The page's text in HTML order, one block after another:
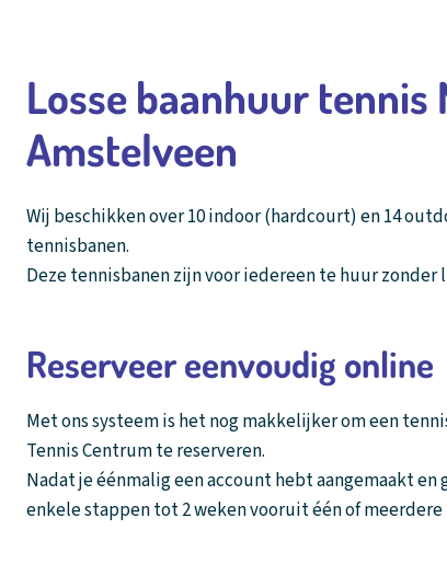
Losse baanhuur tennis
Amstelveen
Wij beschikken over 10 indoor (hardcourt) en 14
tennisbanen.
Deze tennisbanen zijn voor iedereen te huur zonder
Reserveer eenvoudig online
Met ons systeem is het nog makkelijker om een
Tennis Centrum te reserveren.
Nadat je éénmalig een account hebt aangemaakt
enkele stappen tot 2 weken vooruit één of meerdere